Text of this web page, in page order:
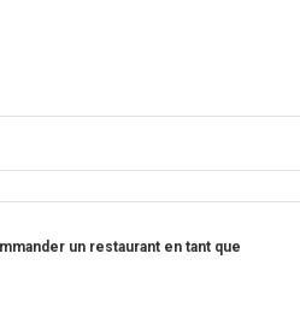
un restaurant en tant que